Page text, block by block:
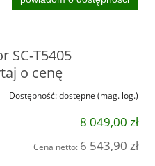
SC-T5405
o cenę
Dostępność:dostępne (mag. log.)
8 049,00 zł
Cena netto: 6 543,90 zł